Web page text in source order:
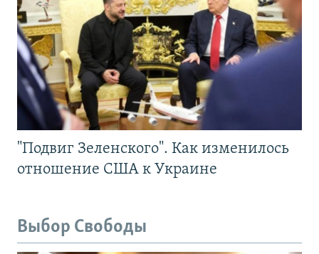
"Подвиг Зеленского". Как изменилось
отношение США к Украине
Выбор Свободы